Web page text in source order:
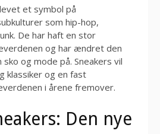
et symbol på
som hip-hop,
De har haft en stor
og har ændret den
og mode på. Sneakers vil
klassiker og en fast
i årene fremover.
Den nye